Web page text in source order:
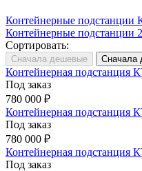
Контейнерные
Контейнерные подстанции
Сортировать:
Контейнерная подстанция
Под заказ
780 000 ₽
Контейнерная подстанция
Под заказ
780 000 ₽
Контейнерная подстанция
Под заказ